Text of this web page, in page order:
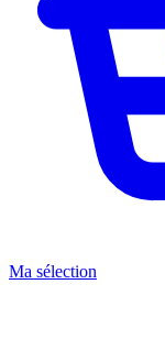
Ma sélection